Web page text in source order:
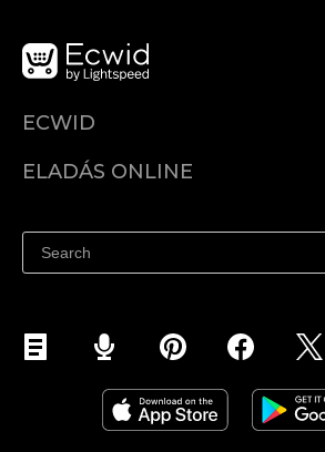
ECWID
Árkalkuláció
ELADÁS ONLINE
Eladás a Facebookon
Eladás Instagramon